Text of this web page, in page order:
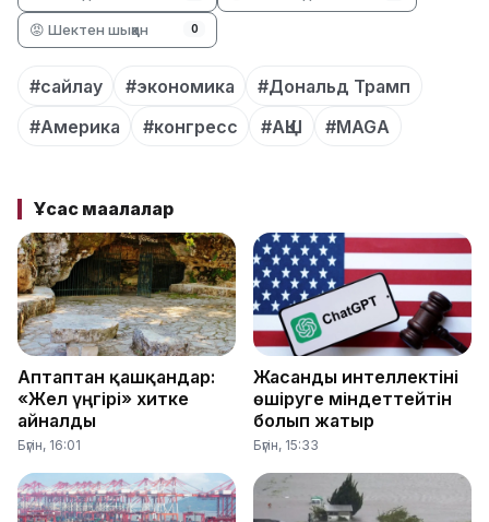
😡 Шектен шыққан 0
#сайлау #экономика
#Дональд Трамп
#Америка
#конгресс #АҚШ #MAGA
Ұқсас мақалалар
Аптаптан қашқандар:
«Жел үңгірі» хитке
айналды
Бүгін, 16:01
Жасанды интеллектіні
өшіруге міндеттейтін
болып жатыр
Бүгін, 15:33